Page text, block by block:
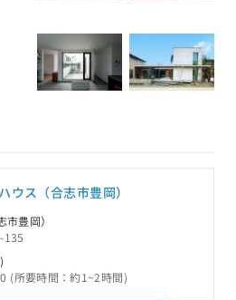
ウス（合志市豊岡）
市豊岡）
(所要時間：約1~2時間)
に問い合わせる